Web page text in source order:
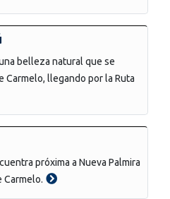
belleza natural que se
Carmelo, llegando por la Ruta
próxima a Nueva Palmira
Carmelo.